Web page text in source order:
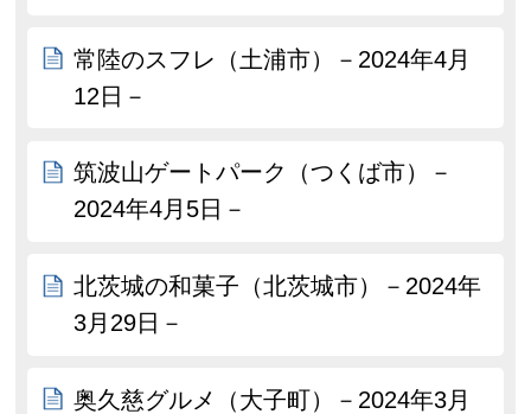
常陸のスフレ（土浦市）－2024年4月
12日－
筑波山ゲートパーク（つくば市）－
2024年4月5日－
北茨城の和菓子（北茨城市）－2024年
3月29日－
奥久慈グルメ（大子町）－2024年3月